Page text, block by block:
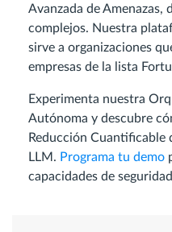
Avanzada de Amenazas,
complejos. Nuestra
sirve a organizaciones
empresas de la lista
Experimenta nuestra
Autónoma y descubre
Reducción Cuantificable
LLM. Programa tu demo
capacidades de